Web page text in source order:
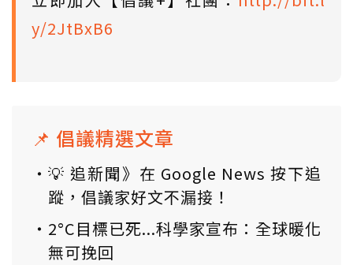
y/2JtBxB6
📌 倡議精選文章
💡 追新聞》在 Google News 按下追
蹤，倡議家好文不漏接！
2°C目標已死...科學家宣布：全球暖化
無可挽回